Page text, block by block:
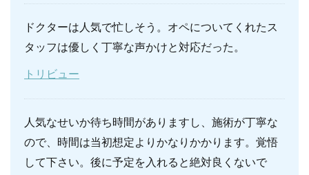
ドクターは人気で忙しそう。オペについてくれたス
タッフは優しく丁寧な声かけと対応だった。
トリビュー
人気なせいか待ち時間がありますし、施術が丁寧な
ので、時間は当初想定よりかなりかかります。覚悟
して下さい。後に予定を入れると絶対良くないで